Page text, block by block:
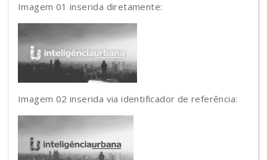
Imagem 01 inserida diretamente:
Imagem 02 inserida via identificador de referência: